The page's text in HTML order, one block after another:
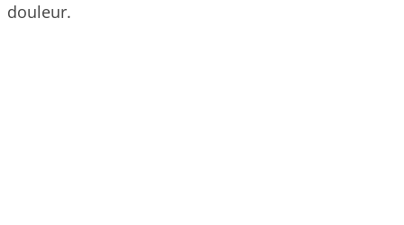
douleur.